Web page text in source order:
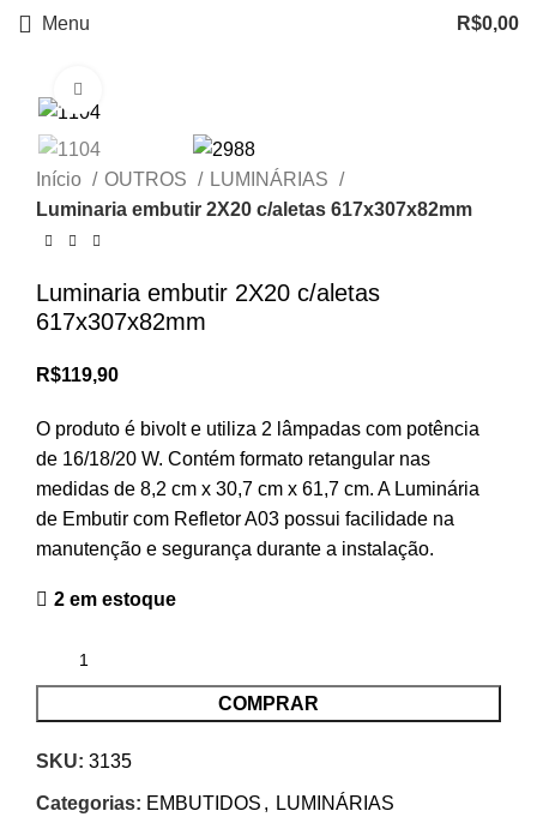
Menu R$0,00
Início OUTROS
LUMINÁRIAS
Luminaria embutir 2X20 c/aletas 617x307x82mm
Luminaria embutir 2X20 c/aletas
617x307x82mm
R$119,90
O produto é bivolt e utiliza 2 lâmpadas com potência
de 16/18/20 W. Contém formato retangular nas
medidas de 8,2 cm x 30,7 cm x 61,7 cm. A Luminária
de Embutir com Refletor A03 possui facilidade na
manutenção e segurança durante a instalação.
2 em estoque
COMPRAR
SKU: 3135
Categorias: EMBUTIDOS , LUMINÁRIAS